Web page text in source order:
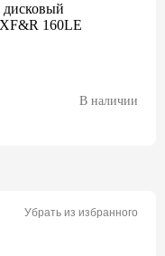
дисковый
160LE
В наличии
Убрать из избранного